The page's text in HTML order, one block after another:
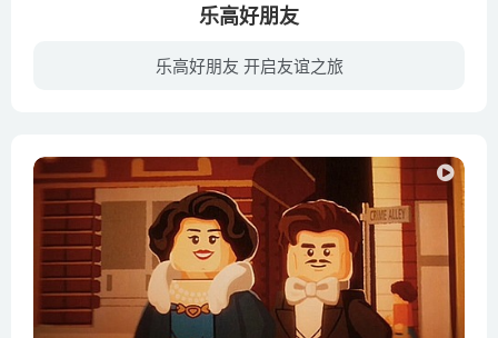
乐高好朋友
乐高好朋友 开启友谊之旅